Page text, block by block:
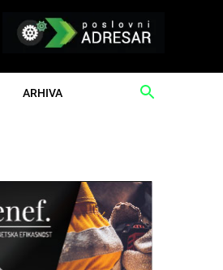
ARHIVA